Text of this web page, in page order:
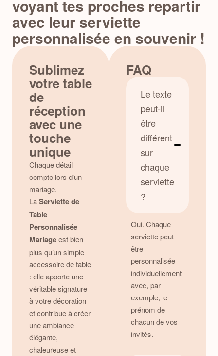
voyant tes proches repartir
avec leur serviette
personnalisée en souvenir !
Sublimez
votre table
de
réception
avec une
touche
unique
Chaque détail
compte lors d’un
mariage.
LaServiette de
Table
Personnalisée
Mariageest bien
plus qu’un simple
accessoire de table
: elle apporte une
véritable signature
à votre décoration
et contribue à créer
une ambiance
élégante,
chaleureuse et
FAQ
Le texte
peut-il
être
différent
sur
chaque
serviette
?
Oui. Chaque
serviette peut
être
personnalisée
individuellement
avec, par
exemple, le
prénom de
chacun de vos
invités.